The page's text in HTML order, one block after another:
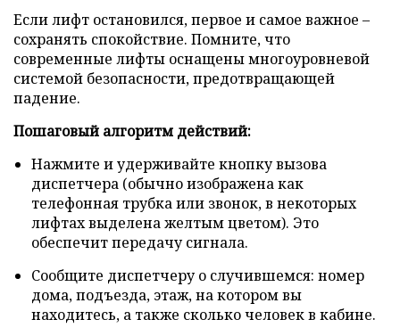
Если лифт остановился, первое и самое важное –
сохранять спокойствие. Помните, что
современные лифты оснащены многоуровневой
системой безопасности, предотвращающей
падение.
Пошаговый алгоритм действий:
Нажмите и удерживайте кнопку вызова
диспетчера (обычно изображена как
телефонная трубка или звонок, в некоторых
лифтах выделена желтым цветом). Это
обеспечит передачу сигнала.
Сообщите диспетчеру о случившемся: номер
дома, подъезда, этаж, на котором вы
находитесь, а также сколько человек в кабине.